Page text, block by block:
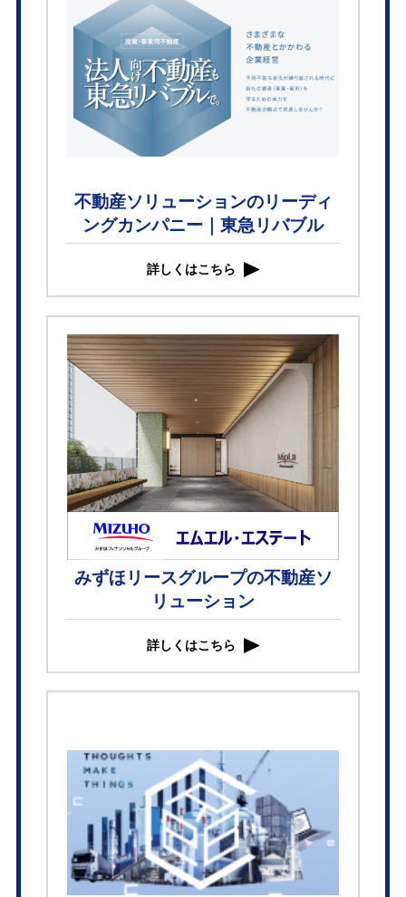
不動産ソリューションのリーディ
ングカンパニー｜東急リバブル
詳しくはこちら
みずほリースグループの不動産ソ
リューション
詳しくはこちら